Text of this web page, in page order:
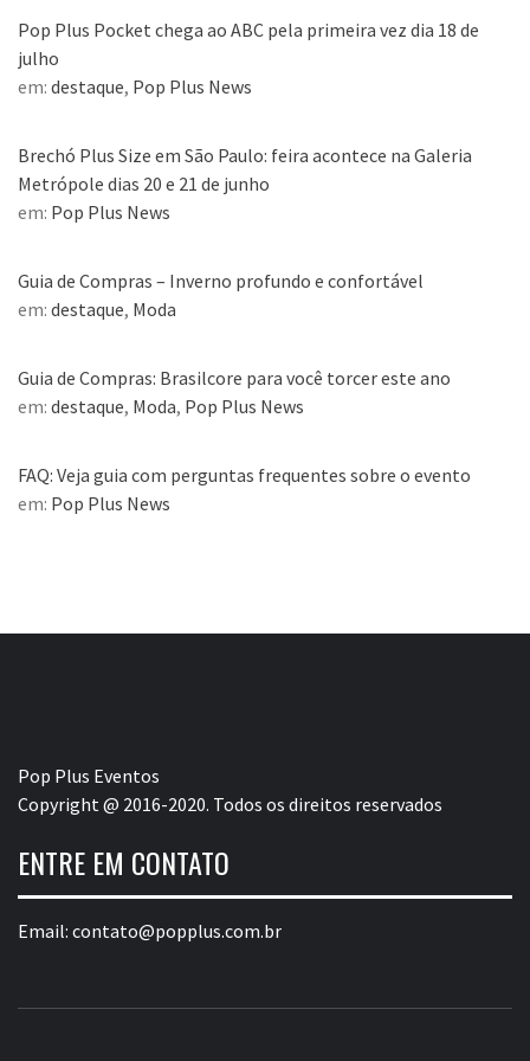
Pop Plus Pocket chega ao ABC pela primeira vez dia 18 de
julho
em: destaque, Pop Plus News
Brechó Plus Size em São Paulo: feira acontece na Galeria
Metrópole dias 20 e 21 de junho
em: Pop Plus News
Guia de Compras – Inverno profundo e confortável
em: destaque, Moda
Guia de Compras: Brasilcore para você torcer este ano
em: destaque, Moda, Pop Plus News
FAQ: Veja guia com perguntas frequentes sobre o evento
em: Pop Plus News
Pop Plus Eventos
Copyright @ 2016-2020. Todos os direitos reservados
ENTRE EM CONTATO
Email: contato@popplus.com.br